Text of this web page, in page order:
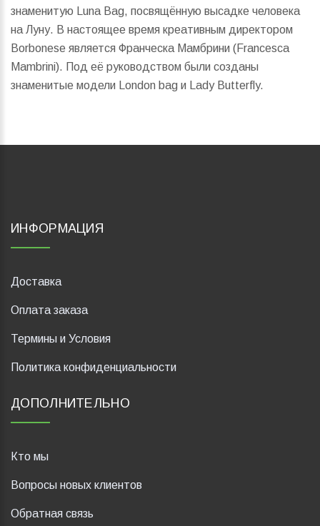
знаменитую Luna Bag, посвящённую высадке человека
на Луну. В настоящее время креативным директором
Borbonese является Франческа Мамбрини (Francesca
Mambrini). Под её руководством были созданы
знаменитые модели London bag и Lady Butterfly.
ИНФОРМАЦИЯ
Доставка
Оплата заказа
Термины и Условия
Политика конфиденциальности
ДОПОЛНИТЕЛЬНО
Кто мы
Вопросы новых клиентов
Обратная связь